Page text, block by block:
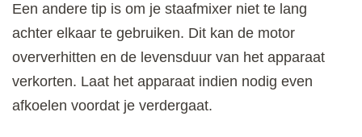
Een andere tip is om je staafmixer niet te lang
achter elkaar te gebruiken. Dit kan de motor
oververhitten en de levensduur van het apparaat
verkorten. Laat het apparaat indien nodig even
afkoelen voordat je verdergaat.